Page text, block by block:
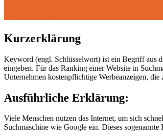
Kurzerklärung
Keyword (engl. Schlüsselwort) ist ein Begriff aus
eingeben. Für das Ranking einer Website in
Unternehmen kostenpflichtige Werbeanzeigen,
Ausführliche Erklärung:
Viele Menschen nutzen das Internet, um sich
Suchmaschine wie Google ein. Dieses